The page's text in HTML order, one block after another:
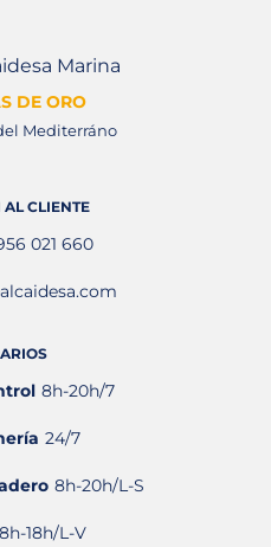
DE ORO
Mediterráno
CLIENTE
021 660
8h-20h/7
24/7
8h-20h/L-S
8h-18h/L-V